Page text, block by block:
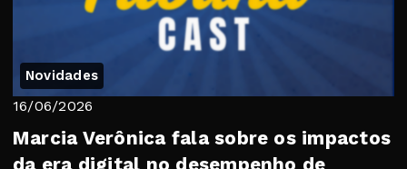
Novidades
16/06/2026
Marcia Verônica fala sobre os impactos
da era digital no desempenho de